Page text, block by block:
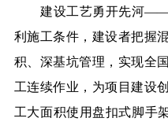
建设工艺勇开先河
利施工条件，建设者把握
积、深基坑管理，实现全
工连续作业，为项目建设
工大面积使用盘扣式脚手